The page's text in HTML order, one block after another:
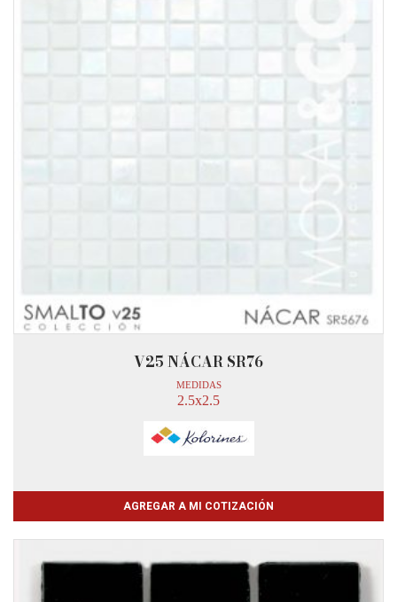
V25 NÁCAR SR76
MEDIDAS
2.5x2.5
AGREGAR A MI COTIZACIÓN